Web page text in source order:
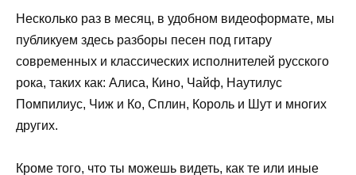
Несколько раз в месяц, в удобном видеоформате, мы
публикуем здесь разборы песен под гитару
современных и классических исполнителей русского
рока, таких как: Алиса, Кино, Чайф, Наутилус
Помпилиус, Чиж и Ко, Сплин, Король и Шут и многих
других.
Кроме того, что ты можешь видеть, как те или иные